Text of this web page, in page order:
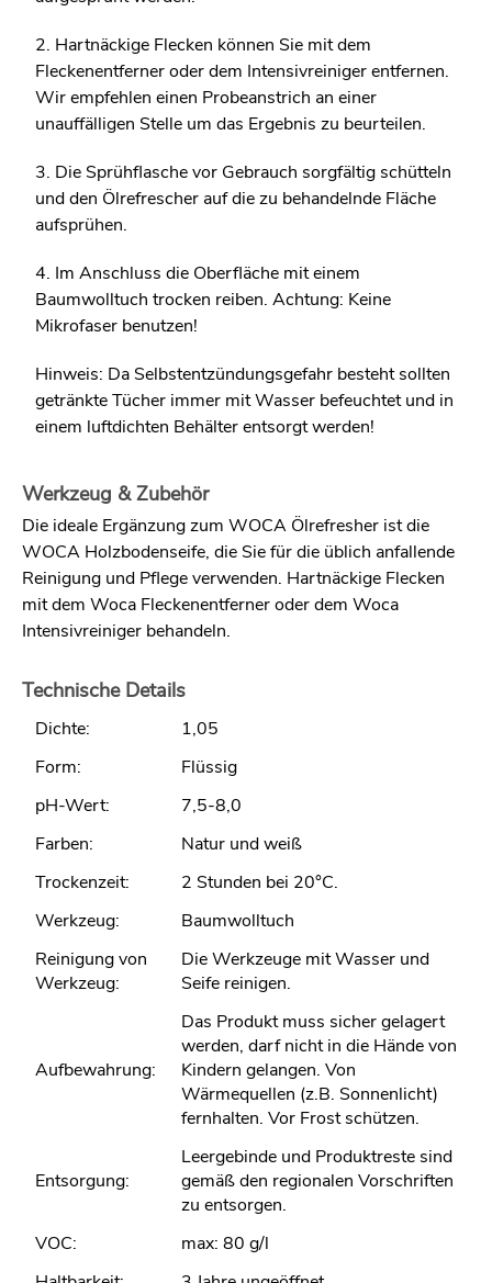
2. Hartnäckige Flecken können Sie mit dem
Fleckenentferner oder dem Intensivreiniger entfernen.
Wir empfehlen einen Probeanstrich an einer
unauffälligen Stelle um das Ergebnis zu beurteilen.
3. Die Sprühflasche vor Gebrauch sorgfältig schütteln
und den Ölrefrescher auf die zu behandelnde Fläche
aufsprühen.
4. Im Anschluss die Oberfläche mit einem
Baumwolltuch trocken reiben. Achtung: Keine
Mikrofaser benutzen!
Hinweis: Da Selbstentzündungsgefahr besteht sollten
getränkte Tücher immer mit Wasser befeuchtet und in
einem luftdichten Behälter entsorgt werden!
Werkzeug & Zubehör
Die ideale Ergänzung zum WOCA Ölrefresher ist die
WOCA Holzbodenseife, die Sie für die üblich anfallende
Reinigung und Pflege verwenden. Hartnäckige Flecken
mit dem Woca Fleckenentferner oder dem Woca
Intensivreiniger behandeln.
Technische Details
Dichte:
1,05
Form:
Flüssig
pH-Wert:
7,5-8,0
Farben:
Natur und weiß
Trockenzeit:
2 Stunden bei 20°C.
Werkzeug:
Baumwolltuch
Reinigung von
Werkzeug:
Die Werkzeuge mit Wasser und
Seife reinigen.
Aufbewahrung:
Das Produkt muss sicher gelagert
werden, darf nicht in die Hände von
Kindern gelangen. Von
Wärmequellen (z.B. Sonnenlicht)
fernhalten. Vor Frost schützen.
Entsorgung:
Leergebinde und Produktreste sind
gemäß den regionalen Vorschriften
zu entsorgen.
VOC:
max: 80 g/l